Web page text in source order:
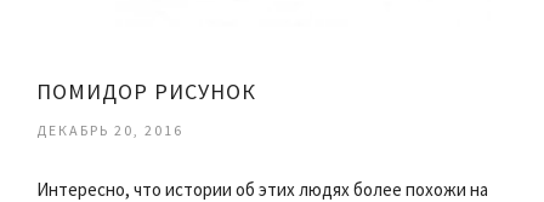
ПОМИДОР РИСУНОК
ДЕКАБРЬ 20, 2016
Интересно, что истории об этих людях более похожи на